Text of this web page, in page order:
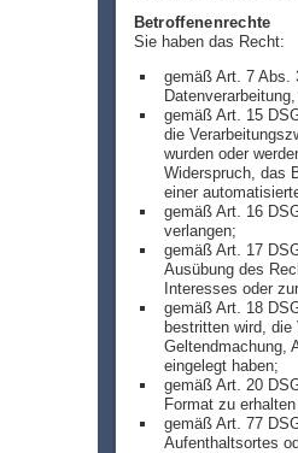
Betroffenenrechte
Sie haben das Recht:
gemäß Art. 7 Abs.
gemäß Art. 15
die
wurden oder
Widerspruch, das
einer
gemäß Art. 16
verlangen;
gemäß Art. 17
Ausübung des
Interesses oder
gemäß Art. 18
bestritten wird,
Geltendmachung,
eingelegt haben;
gemäß Art. 20
Format zu
gemäß Art. 77
Aufenthaltsortes